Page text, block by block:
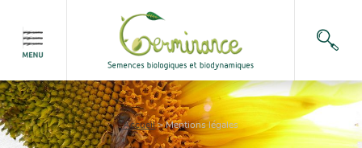
Accueil>Mentions légales